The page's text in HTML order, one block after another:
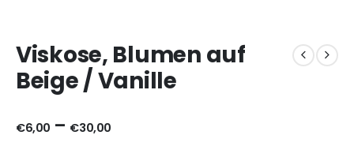
Viskose, Blumen auf
Beige / Vanille
€6,00 – €30,00